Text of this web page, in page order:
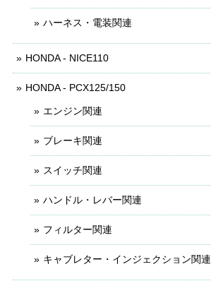
ハーネス・電装関連
HONDA - NICE110
HONDA - PCX125/150
エンジン関連
ブレーキ関連
スイッチ関連
ハンドル・レバー関連
フィルター関連
キャブレター・インジェクション関連